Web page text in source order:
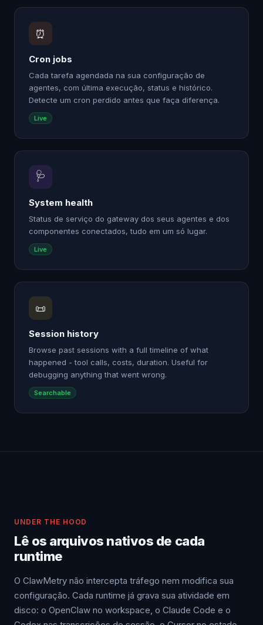
⏰
Cron jobs
Cada tarefa agendada na sua configuração de
agentes, com última execução, status e histórico.
Detecte um cron perdido antes que faça diferença.
Live
🩺
System health
Status de serviço do gateway dos seus agentes e dos
componentes conectados, tudo em um só lugar.
Live
📜
Session history
Browse past sessions with a full timeline of what
happened - tool calls, costs, duration. Useful for
debugging anything that went wrong.
Searchable
UNDER THE HOOD
Lê os arquivos nativos de cada
runtime
O ClawMetry não intercepta tráfego nem modifica sua
configuração. Cada runtime já grava sua atividade em
disco: o OpenClaw no workspace, o Claude Code e o